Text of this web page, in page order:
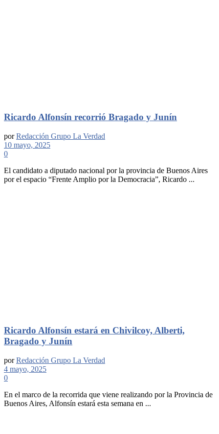
Ricardo Alfonsín recorrió Bragado y Junín
por Redacción Grupo La Verdad
10 mayo, 2025
0
El candidato a diputado nacional por la provincia de Buenos Aires
por el espacio “Frente Amplio por la Democracia”, Ricardo ...
Ricardo Alfonsín estará en Chivilcoy, Alberti,
Bragado y Junín
por Redacción Grupo La Verdad
4 mayo, 2025
0
En el marco de la recorrida que viene realizando por la Provincia de
Buenos Aires, Alfonsín estará esta semana en ...